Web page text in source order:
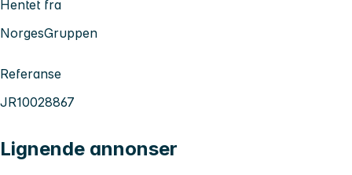
Hentet fra
NorgesGruppen
Referanse
JR10028867
Lignende annonser